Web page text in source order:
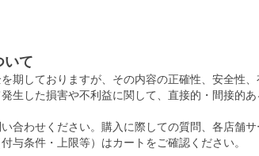
いて
期しておりますが、その内容の正確性、安全性
生した損害や不利益に関して、直接的・間接的
合わせください。購入に際しての質問、各店舗
与条件・上限等）はカートをご確認ください。